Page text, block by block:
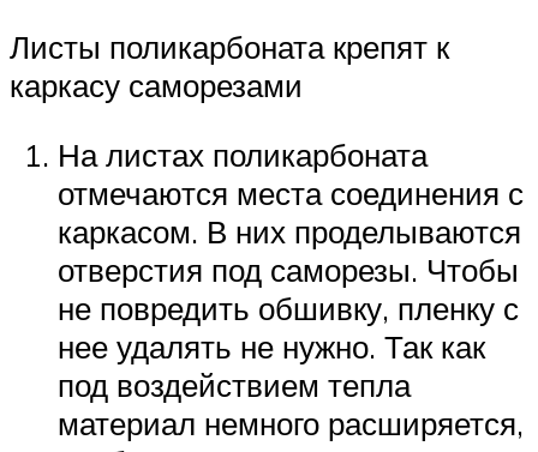
Листы поликарбоната крепят к
каркасу саморезами
На листах поликарбоната
отмечаются места соединения с
каркасом. В них проделываются
отверстия под саморезы. Чтобы
не повредить обшивку, пленку с
нее удалять не нужно. Так как
под воздействием тепла
материал немного расширяется,